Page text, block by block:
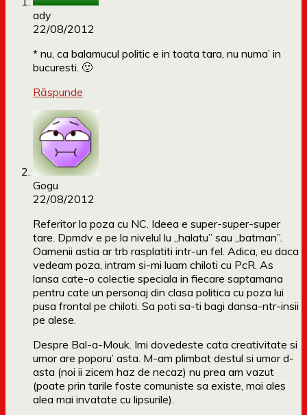
ady
22/08/2012
* nu, ca balamucul politic e in toata tara, nu numa’ in
bucuresti. 🙂
Răspunde
Gogu
22/08/2012
Referitor la poza cu NC. Ideea e super-super-super
tare. Dpmdv e pe la nivelul lu „halatu” sau „batman”.
Oamenii astia ar trb rasplatiti intr-un fel. Adica, eu daca
vedeam poza, intram si-mi luam chiloti cu PcR. As
lansa cate-o colectie speciala in fiecare saptamana
pentru cate un personaj din clasa politica cu poza lui
pusa frontal pe chiloti. Sa poti sa-ti bagi dansa-ntr-insii
pe alese.
Despre Bal-a-Mouk. Imi dovedeste cata creativitate si
umor are poporu’ asta. M-am plimbat destul si umor d-
asta (noi ii zicem haz de necaz) nu prea am vazut
(poate prin tarile foste comuniste sa existe, mai ales
alea mai invatate cu lipsurile).